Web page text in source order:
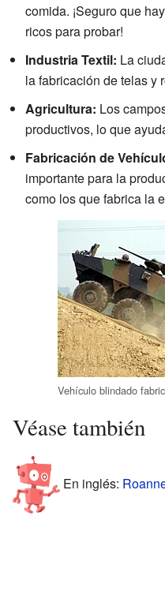
comida. ¡Seguro que
ricos para probar!
Industria Textil: La
la fabricación de telas y
Agricultura: Los
productivos, lo que
Fabricación de
importante para la
como los que fabrica la
Vehículo blindado
Véase también
En inglés: